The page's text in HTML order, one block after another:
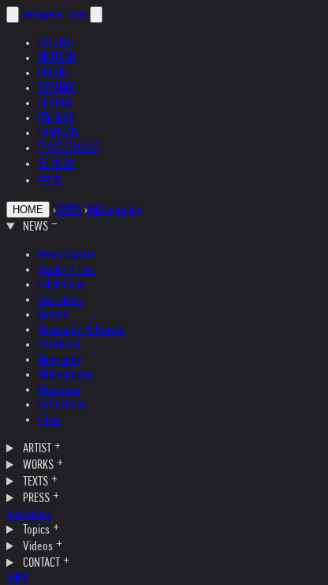
helnwein .com
ENGLISH
DEUTSCH
POLSKI
ESPAÑOL
ČEŠTINA
ITALIANO
FRANÇAIS
РУССКИЙ
日本語
中文
HOME ›NEWS ›Bibliography
NEWS
News Update
Studio + Live
Exhibitions
Interviews
Quotes
Quotes by Helnwein
Feedback
Biography
Bibliography
Museums
Collections
Films
ARTIST
WORKS
TEXTS
PRESS
Interviews
Topics
Videos
CONTACT
SHOP